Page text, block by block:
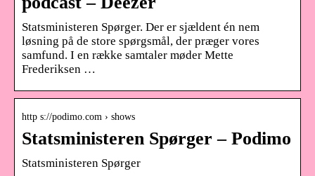
Statsministeren Spørger. Der er sjældent én nem
løsning på de store spørgsmål, der præger vores
samfund. I en række samtaler møder Mette
Frederiksen …
http s://podimo.com › shows
Statsministeren Spørger – Podimo
Statsministeren Spørger